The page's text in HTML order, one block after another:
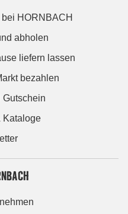
HORNBACH
abholen
liefern lassen
bezahlen
Gutschein
Kataloge